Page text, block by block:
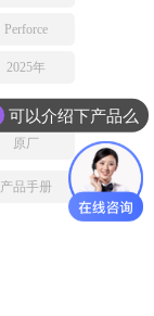
Perforce
2025年
原厂
产品手册
可以介绍下产品么